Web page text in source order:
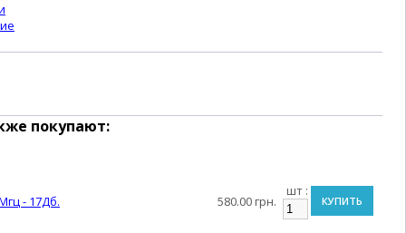
покупают:
- 17Дб. 580.00 грн.
шт :
КУПИТЬ